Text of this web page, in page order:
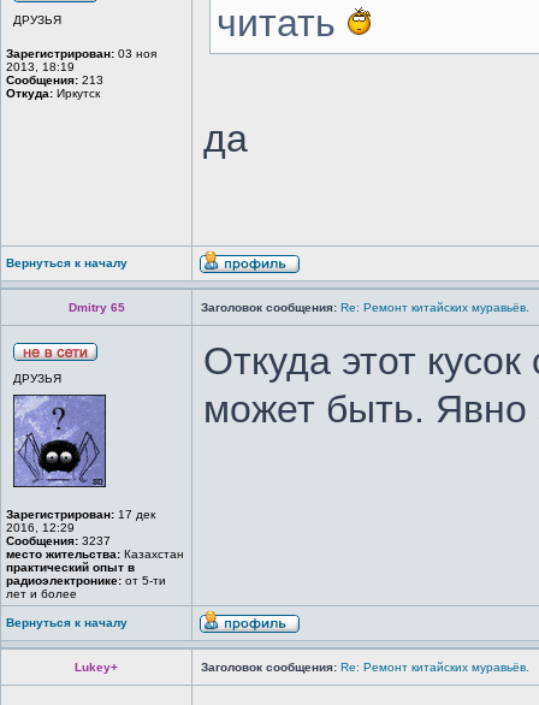
ДРУЗЬЯ
Зарегистрирован: 03 ноя
2013, 18:19
Сообщения: 213
Откуда: Иркутск
читать
да
Вернуться к началу
Dmitry 65 Заголовок сообщения: Re: Ремонт китайских муравьёв.
ДРУЗЬЯ
Зарегистрирован: 17 дек
2016, 12:29
Сообщения: 3237
место жительства: Казахстан
практический опыт в
радиоэлектронике: от 5-ти
лет и более
Откуда этот
может быть. Явно
Вернуться к началу
Lukey+ Заголовок сообщения: Re: Ремонт китайских муравьёв.